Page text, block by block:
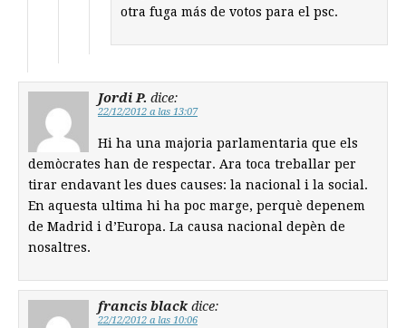
otra fuga más de votos para el psc.
Jordi P. dice:
22/12/2012 a las 13:07
Hi ha una majoria parlamentaria que els
demòcrates han de respectar. Ara toca treballar per
tirar endavant les dues causes: la nacional i la social.
En aquesta ultima hi ha poc marge, perquè depenem
de Madrid i d’Europa. La causa nacional depèn de
nosaltres.
francis black dice:
22/12/2012 a las 10:06